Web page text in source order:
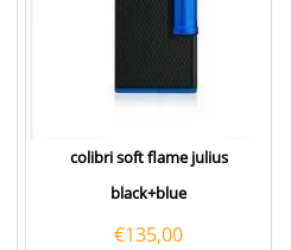
colibri soft flame julius
black+blue
€135,00